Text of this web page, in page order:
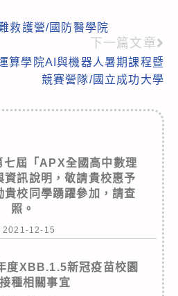
救護營/國防醫學院
下一篇文章
算學院AI與機器人暑期課程暨
競賽營隊/國立成功大學
七屆「APX全國高中數理
資訊說明，敬請貴校惠予
貴校同學踴躍參加，請查
照。
2021-12-15
度XBB.1.5新冠疫苗校園
種相關事宜